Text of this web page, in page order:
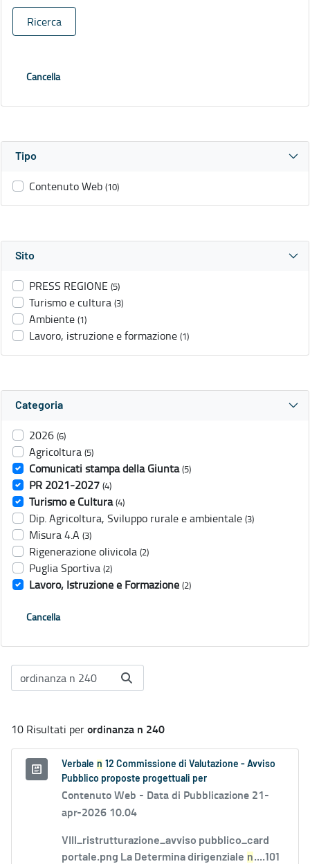
Ricerca
Cancella
Tipo
Contenuto Web (10)
Sito
PRESS REGIONE (5)
Turismo e cultura (3)
Ambiente (1)
Lavoro, istruzione e formazione (1)
Categoria
2026 (6)
Agricoltura (5)
Comunicati stampa della Giunta (5)
PR 2021-2027 (4)
Turismo e Cultura (4)
Dip. Agricoltura, Sviluppo rurale e ambientale (3)
Misura 4.A (3)
Rigenerazione olivicola (2)
Puglia Sportiva (2)
Lavoro, Istruzione e Formazione (2)
Cancella
10 Risultati perordinanza n 240
Verbale n 12 Commissione di Valutazione - Avviso
Pubblico proposte progettuali per
Contenuto Web - Data di Pubblicazione 21-
apr-2026 10.04
VIII_ristrutturazione_avviso pubblico_card
portale.png La Determina dirigenziale n....101